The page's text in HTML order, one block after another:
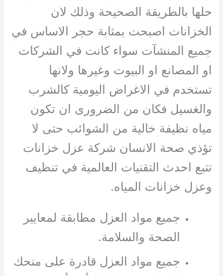
حلها بالطريقة الصحيحة وذلك لان
الخزانات اصبحت بمثابة حجر الاساس في
جميع المنشآت سواء كانت في الشركات
او المصانع او البيوت وغيرها ولانها
تستخدم في الاغراض اليومية كالشرب
والغسيل فكان من الضرورى ان تكون
مياه نظيفة خالية من الشوائب حتى لا
تؤذي صحة الانسان شركة عزل خزانات
تتبع احدث التقنيات العالمية في تنظيف
وعزل خزانات المياه.
جميع مواد العزل مطابقة لمعايير
الصحة والسلامة.
جميع مواد العزل قادرة على منحك